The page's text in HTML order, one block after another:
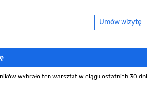
Umów wizytę
wybrało ten warsztat w ciągu ostatnich 30 dni